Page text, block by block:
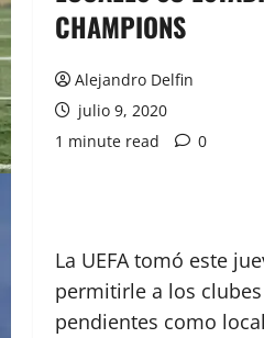
CHAMPIONS
Alejandro Delfin
julio 9, 2020
1 minute read
0
La UEFA tomó este
permitirle a los
pendientes como